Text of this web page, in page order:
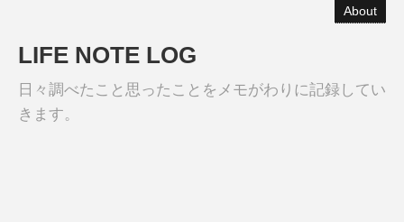
About
LIFE NOTE LOG
日々調べたこと思ったことをメモがわりに記録してい
きます。